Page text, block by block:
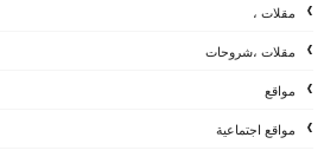
مقلات ،
مقلات ،شروحات
مواقع
مواقع اجتماعية